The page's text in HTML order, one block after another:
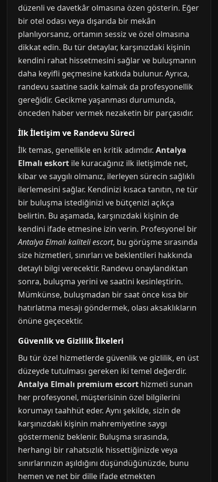
düzenli ve davetkâr olmasına özen gösterin. Eğer
bir otel odası veya dışarıda bir mekân
planlıyorsanız, ortamın sessiz ve özel olmasına
dikkat edin. Bu tür detaylar, karşınızdaki kişinin
kendini rahat hissetmesini sağlar ve buluşmanın
daha keyifli geçmesine katkıda bulunur. Ayrıca,
randevu saatine sadık kalmak da profesyonellik
gereğidir. Gecikme yaşanması durumunda,
önceden haber vermek nezaketin bir parçasıdır.
İlk İletişim ve Randevu Süreci
İlk temas, genellikle en kritik adımdır. Antalya
Elmalı eskort ile kuracağınız ilk iletişimde net,
kibar ve saygılı olmanız, ilerleyen sürecin sağlıklı
ilerlemesini sağlar. Kendinizi kısaca tanıtın, ne tür
bir buluşma istediğinizi ve bütçenizi açıkça
belirtin. Bu aşamada, karşınızdaki kişinin de
kendini ifade etmesine izin verin. Profesyonel bir
Antalya Elmalı kaliteli escort, bu görüşme sırasında
size hizmetleri, sınırları ve beklentileri hakkında
detaylı bilgi verecektir. Randevu onaylandıktan
sonra, buluşma yerini ve saatini kesinleştirin.
Mümkünse, buluşmadan bir saat önce kısa bir
hatırlatma mesajı göndermek, olası aksaklıkların
önüne geçecektir.
Güvenlik ve Gizlilik İlkeleri
Bu tür özel hizmetlerde güvenlik ve gizlilik, en üst
düzeyde tutulması gereken iki temel değerdir.
Antalya Elmalı premium escort hizmeti sunan
her profesyonel, müşterisinin özel bilgilerini
korumayı taahhüt eder. Aynı şekilde, sizin de
karşınızdaki kişinin mahremiyetine saygı
göstermeniz beklenir. Buluşma sırasında,
herhangi bir rahatsızlık hissettiğinizde veya
sınırlarınızın aşıldığını düşündüğünüzde, bunu
hemen ve net bir dille ifade etmekten